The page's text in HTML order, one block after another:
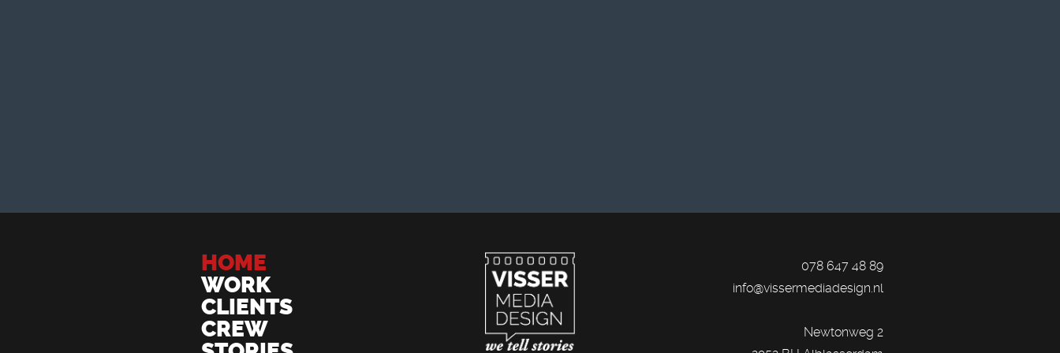
HOME
WORK
CLIENTS
CREW
078 647 48 89
info@vissermediadesign.nl
Newtonweg 2